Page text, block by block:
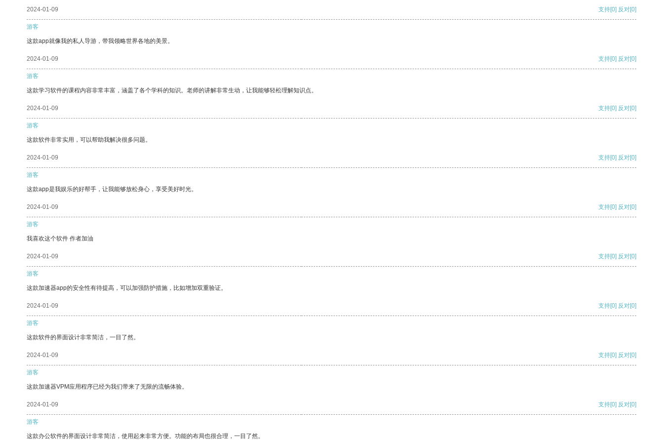
2024-01-09 支持[0] 反对[0]
游客
这款app就像我的私人导游，带我领略世界各地的美景。
2024-01-09 支持[0] 反对[0]
游客
这款学习软件的课程内容非常丰富，涵盖了各个学科的知识。老师的讲解非常生动，让我能够轻松理解知识点。
2024-01-09 支持[0] 反对[0]
游客
这款软件非常实用，可以帮助我解决很多问题。
2024-01-09 支持[0] 反对[0]
游客
这款app是我娱乐的好帮手，让我能够放松身心，享受美好时光。
2024-01-09 支持[0] 反对[0]
游客
我喜欢这个软件 作者加油
2024-01-09 支持[0] 反对[0]
游客
这款加速器app的安全性有待提高，可以加强防护措施，比如增加双重验证。
2024-01-09 支持[0] 反对[0]
游客
这款软件的界面设计非常简洁，一目了然。
2024-01-09 支持[0] 反对[0]
游客
这款加速器VPM应用程序已经为我们带来了无限的流畅体验。
2024-01-09 支持[0] 反对[0]
游客
这款办公软件的界面设计非常简洁，使用起来非常方便。功能的布局也很合理，一目了然。